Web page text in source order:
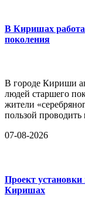
В Киришах
поколения
В городе Кириши
людей старшего
жители
пользой
07-08-2026
Проект
Киришах